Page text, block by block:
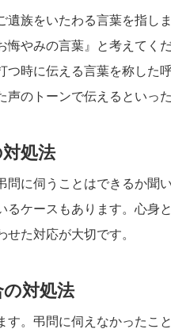
族をいたわる言葉を指しま
やみの言葉』と考えてく
時に伝える言葉を称した呼
のトーンで伝えるといっ
処法
に伺うことはできるか聞
ケースもあります。心身
た対応が大切です。
対処法
。弔問に伺えなかったこ